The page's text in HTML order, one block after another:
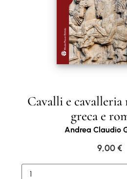
Cavalli e cavalleria
greca e
Andrea Claudio
9,00€